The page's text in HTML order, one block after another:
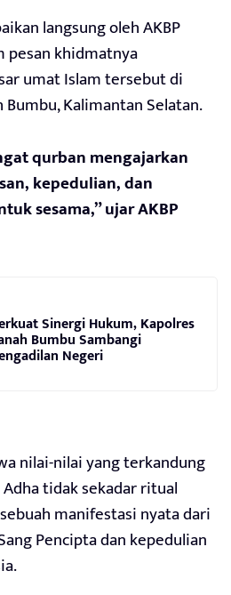
langsung oleh AKBP
pesan khidmatnya
umat Islam tersebut di
Bumbu, Kalimantan Selatan.
qurban mengajarkan
kepedulian, dan
sesama,” ujar AKBP
Sinergi Hukum, Kapolres
Bumbu Sambangi
Negeri
nilai-nilai yang terkandung
tidak sekadar ritual
manifestasi nyata dari
Pencipta dan kepedulian